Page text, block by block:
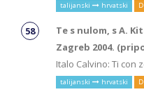
talijanski hrvatski
Te s nulom, s A.
Zagreb 2004.
Italo Calvino: Ti con
talijanski hrvatski